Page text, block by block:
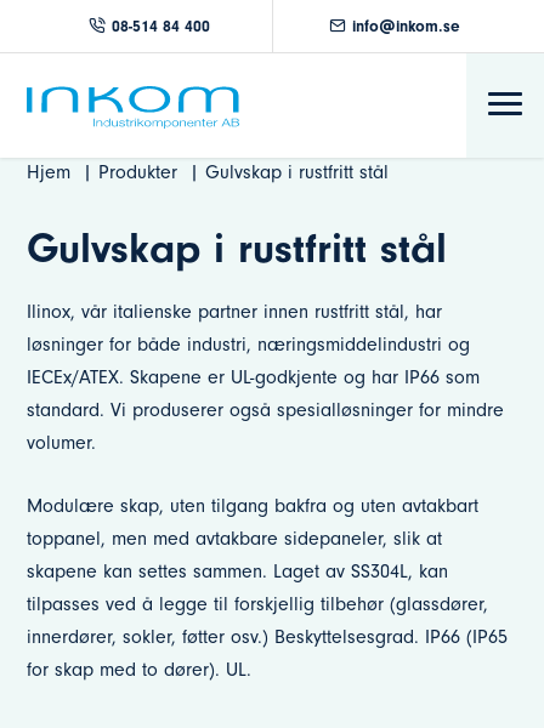
08-514 84 400 info@inkom.se
Hjem Produkter Gulvskap i rustfritt stål
Gulvskap i rustfritt stål
Ilinox, vår italienske partner innen rustfritt stål, har
løsninger for både industri, næringsmiddelindustri og
IECEx/ATEX. Skapene er UL-godkjente og har IP66 som
standard. Vi produserer også spesialløsninger for mindre
volumer.
Modulære skap, uten tilgang bakfra og uten avtakbart
toppanel, men med avtakbare sidepaneler, slik at
skapene kan settes sammen. Laget av SS304L, kan
tilpasses ved å legge til forskjellig tilbehør (glassdører,
innerdører, sokler, føtter osv.) Beskyttelsesgrad. IP66 (IP65
for skap med to dører). UL.